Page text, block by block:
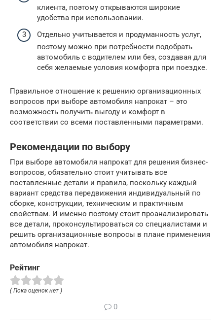
клиента, поэтому открываются широкие
удобства при использовании.
Отдельно учитывается и продуманность услуг,
поэтому можно при потребности подобрать
автомобиль с водителем или без, создавая для
себя желаемые условия комфорта при поездке.
Правильное отношение к решению организационных
вопросов при выборе автомобиля напрокат – это
возможность получить выгоду и комфорт в
соответствии со всеми поставленными параметрами.
Рекомендации по выбору
При выборе автомобиля напрокат для решения бизнес-
вопросов, обязательно стоит учитывать все
поставленные детали и правила, поскольку каждый
вариант средства передвижения индивидуальный по
сборке, конструкции, техническим и практичным
свойствам. И именно поэтому стоит проанализировать
все детали, проконсультироваться со специалистами и
решить организационные вопросы в плане применения
автомобиля напрокат.
Рейтинг
( Пока оценок нет )
0